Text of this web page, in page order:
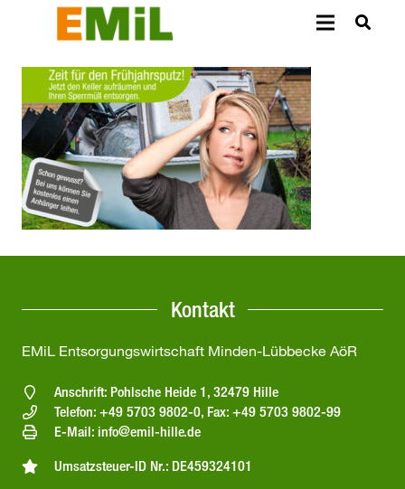
Kontakt
EMiL Entsorgungswirtschaft Minden-Lübbecke AöR
Anschrift: Pohlsche Heide 1, 32479 Hille
Telefon: +49 5703 9802-0, Fax: +49 5703 9802-99
E-Mail: info@emil-hille.de
Umsatzsteuer-ID Nr.: DE459324101